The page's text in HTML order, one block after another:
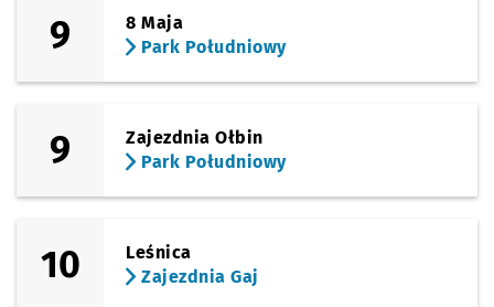
9
8 Maja
Park Południowy
9
Zajezdnia Ołbin
Park Południowy
10
Leśnica
Zajezdnia Gaj